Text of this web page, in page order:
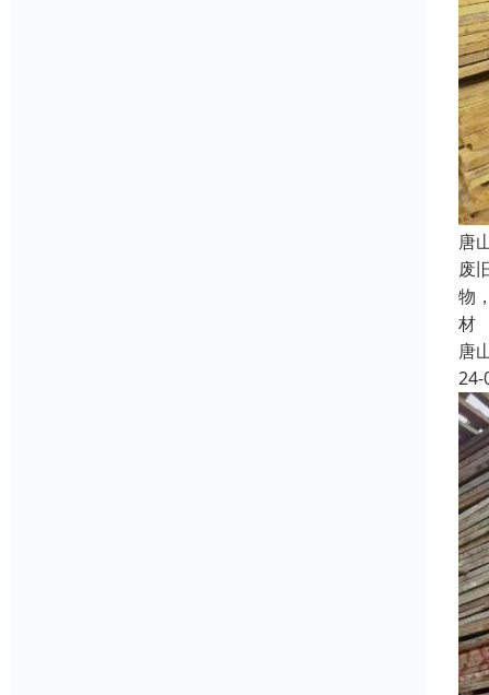
唐
废
物
材
唐
24-